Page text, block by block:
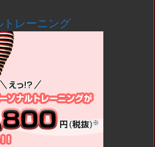
レーニング